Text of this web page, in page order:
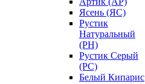
Ясень (ЯС)
Рустик
Натуральный
(РН)
Рустик Серый
(РС)
Белый Кипарис